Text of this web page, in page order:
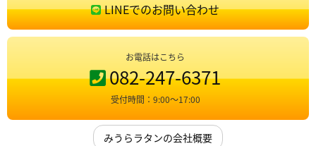
LINEでのお問い合わせ
お電話はこちら
082-247-6371
受付時間：9:00〜17:00
みうらラタンの会社概要